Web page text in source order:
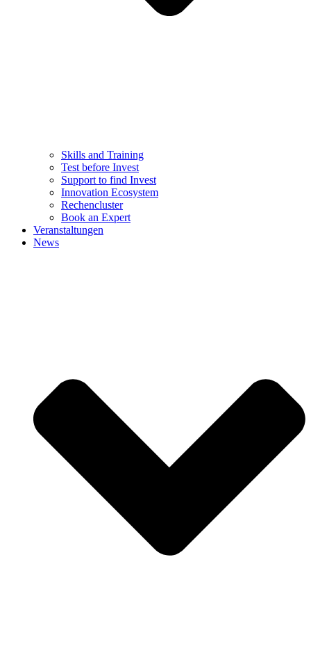
Skills and Training
Test before Invest
Support to find Invest
Innovation Ecosystem
Rechencluster​
Book an Expert
Veranstaltungen
News